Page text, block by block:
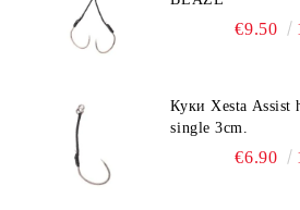
€9.50
Куки Xesta Assist
single 3cm.
€6.90